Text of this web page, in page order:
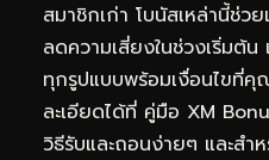
สมาชิกเก่า โบนัสเหล่านี้ช่วย
ลดความเสี่ยงในช่วงเริ่มต้น
ทุกรูปแบบพร้อมเงื่อนไขที่
ละเอียดได้ที่ คู่มือ XM
วิธีรับและถอนง่ายๆ และสำ